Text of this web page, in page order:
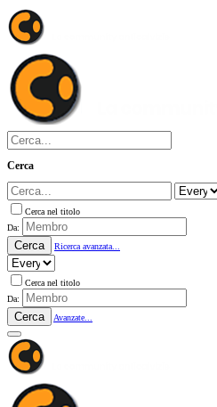
Cerca
Cerca nel titolo
Da:
Cerca Ricerca avanzata...
Cerca nel titolo
Da:
Cerca Avanzate...